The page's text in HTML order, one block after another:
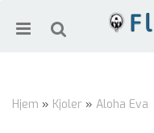
Hjem » Kjoler » Aloha Eva